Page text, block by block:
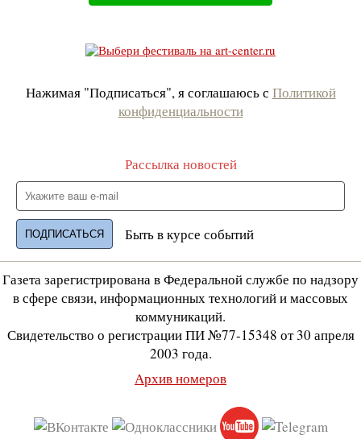
Нажимая "Подписаться", я соглашаюсь с Политикой
конфиденциальности
Рассылка новостей
Быть в курсе событий
Газета зарегистрирована в Федеральной службе по надзору
в сфере связи, информационных технологий и массовых
коммуникаций.
Свидетельство о регистрации ПИ №77-15348 от 30 апреля
2003 года.
Архив номеров